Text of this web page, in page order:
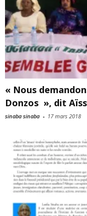
« Nous
Donzos », dit
sinaba sinaba - 17 mars 2018